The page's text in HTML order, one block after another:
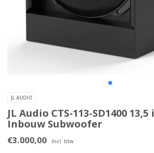
JL AUDIO
JL Audio CTS-113-SD1400
Inbouw Subwoofer
€3.000,00 Incl. btw